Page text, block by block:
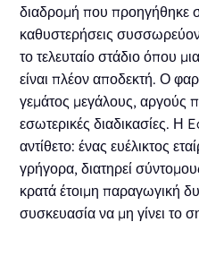
διαδρομή που προηγήθηκε
καθυστερήσεις
το τελευταίο στάδιο όπου
είναι πλέον αποδεκτή. Ο
γεμάτος μεγάλους, αργούς
εσωτερικές διαδικασίες. Η
αντίθετο: ένας ευέλικτος
γρήγορα, διατηρεί
κρατά έτοιμη παραγωγική
συσκευασία να μη γίνει το